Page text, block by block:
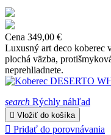
Cena 349,00 €
Luxusný art deco koberec
plochá väzba,
neprehliadnete.
search Rýchly náhľad
 Vložiť do košíka
 Pridať do porovnávania